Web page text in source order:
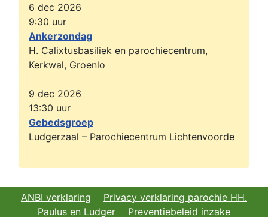
6 dec 2026
9:30 uur
Ankerzondag
H. Calixtusbasiliek en parochiecentrum,
Kerkwal, Groenlo
9 dec 2026
13:30 uur
Gebedsgroep
Ludgerzaal – Parochiecentrum Lichtenvoorde
ANBI verklaring
Privacy verklaring parochie HH.
Paulus en Ludger
Preventiebeleid inzake